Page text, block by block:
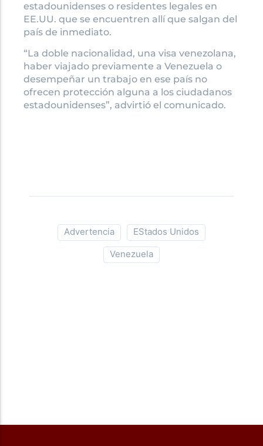
estadounidenses o residentes legales en
EE.UU. que se encuentren allí que salgan del
país de inmediato.
“La doble nacionalidad, una visa venezolana,
haber viajado previamente a Venezuela o
desempeñar un trabajo en ese país no
ofrecen protección alguna a los ciudadanos
estadounidenses”, advirtió el comunicado.
Advertencia
EStados Unidos
Venezuela